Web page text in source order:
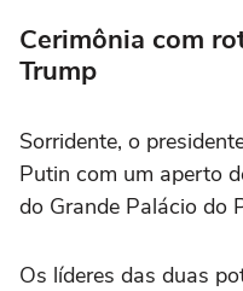
Cerimônia com
Trump
Sorridente, o
Putin com um aperto
do Grande Palácio do
Os líderes das duas